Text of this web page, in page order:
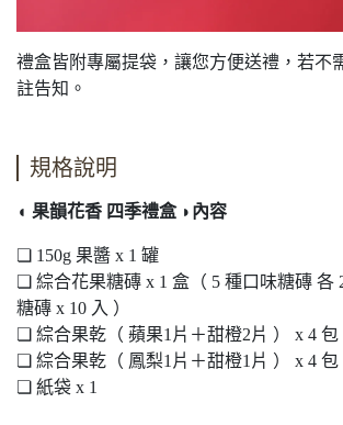
禮盒皆附專屬提袋，讓您方便送禮，若不
註告知。
規格說明
◖ 果韻花香 四季禮盒 ◗內容
❏ 150g 果醬 x 1 罐
❏ 綜合花果糖磚 x 1 盒（ 5 種口味糖磚 各
糖磚 x 10 入 ）
❏ 綜合果乾（ 蘋果1片＋甜橙2片 ） x 4 包
❏ 綜合果乾（ 鳳梨1片＋甜橙1片 ） x 4 包
❏ 紙袋 x 1